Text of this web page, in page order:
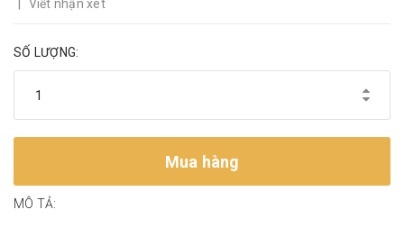
Viết nhận xét
SỐ LƯỢNG:
Mua hàng
MÔ TẢ: